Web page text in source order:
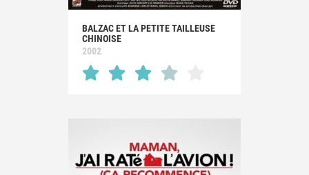
BALZAC ET LA PETITE TAILLEUSE
CHINOISE
2002